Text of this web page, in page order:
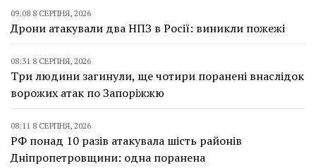
09:08 8 СЕРПНЯ, 2026
Дрони атакували два НПЗ в Росії: виникли пожежі
08:31 8 СЕРПНЯ, 2026
Три людини загинули, ще чотири поранені внаслідок
ворожих атак по Запоріжжю
08:11 8 СЕРПНЯ, 2026
РФ понад 10 разів атакувала шість районів
Дніпропетровщини: одна поранена